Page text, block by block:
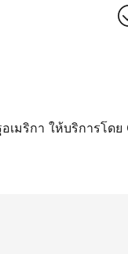
เมริกา ให้บริการโดย